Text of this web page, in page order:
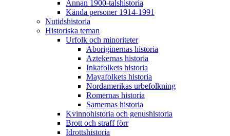
Annan 1900-talshistoria
Kända personer 1914-1991
Nutidshistoria
Historiska teman
Urfolk och minoriteter
Aboriginernas historia
Aztekernas historia
Inkafolkets historia
Mayafolkets historia
Nordamerikas urbefolkning
Romernas historia
Samernas historia
Kvinnohistoria och genushistoria
Brott och straff förr
Idrottshistoria